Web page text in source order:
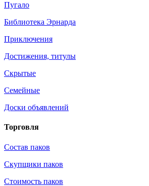
Пугало
Библиотека Эрнарда
Приключения
Достижения, титулы
Скрытые
Семейные
Доски объявлений
Торговля
Состав паков
Скупщики паков
Стоимость паков